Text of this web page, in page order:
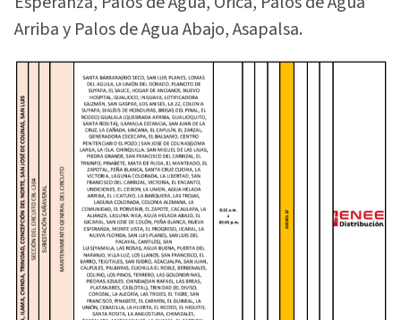
Arriba y Palos de Agua Abajo, Asapalsa.